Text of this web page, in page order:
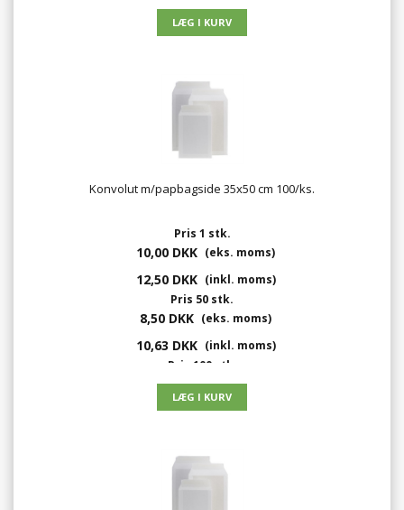
4,56 DKK (eks. moms)
5,70 DKK (inkl. moms)
Konvolut m/papbagside 35x50 cm 100/ks.
Pris 1 stk.
10,00 DKK (eks. moms)
12,50 DKK (inkl. moms)
Pris 50 stk.
8,50 DKK (eks. moms)
10,63 DKK (inkl. moms)
Pris 100 stk.
7,00 DKK (eks. moms)
8,75 DKK (inkl. moms)